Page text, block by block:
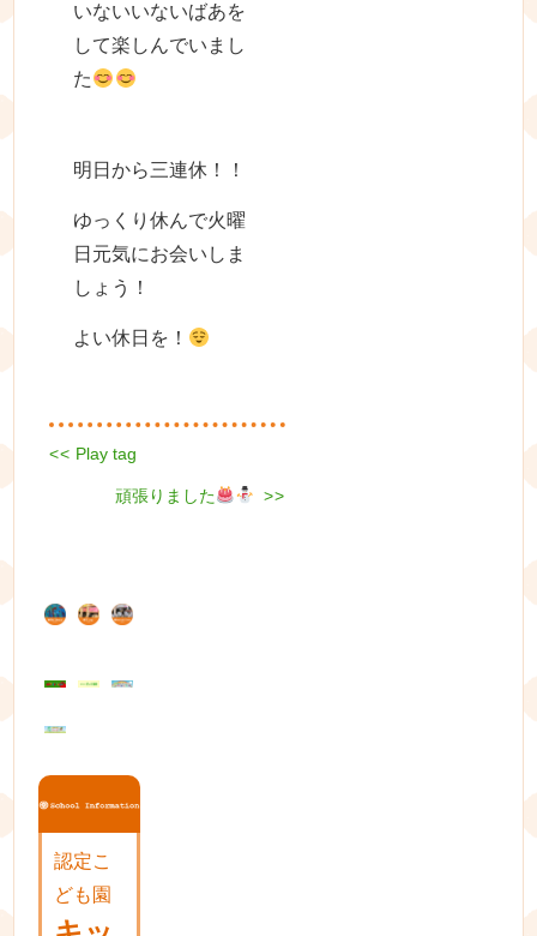
いないいないばあを
して楽しんでいまし
た
明日から三連休！！
ゆっくり休んで火曜
日元気にお会いしま
しょう！
よい休日を！
投
稿
ゲ
ー
ョ
Previous
<< Play tag
Next
頑張りました >>
認定こ
ども園